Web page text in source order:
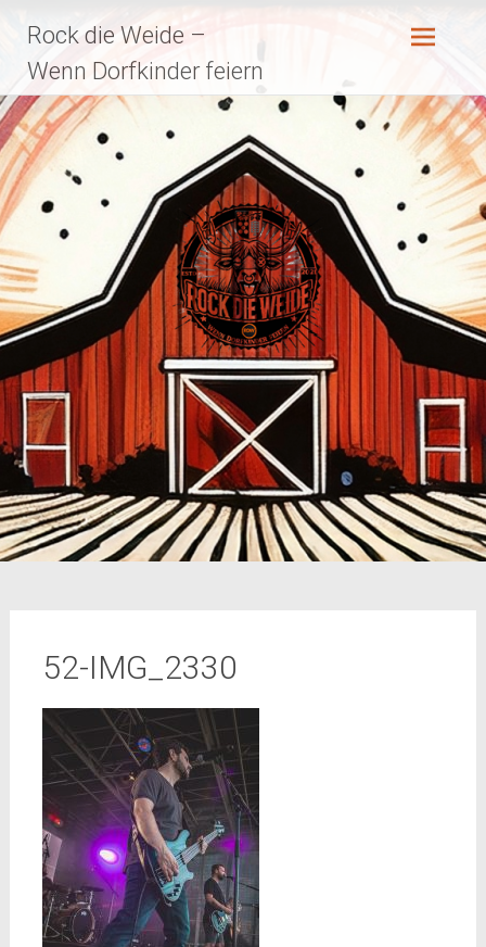
Inhalt
springen
Rock die Weide –
Wenn Dorfkinder feiern
52-IMG_2330